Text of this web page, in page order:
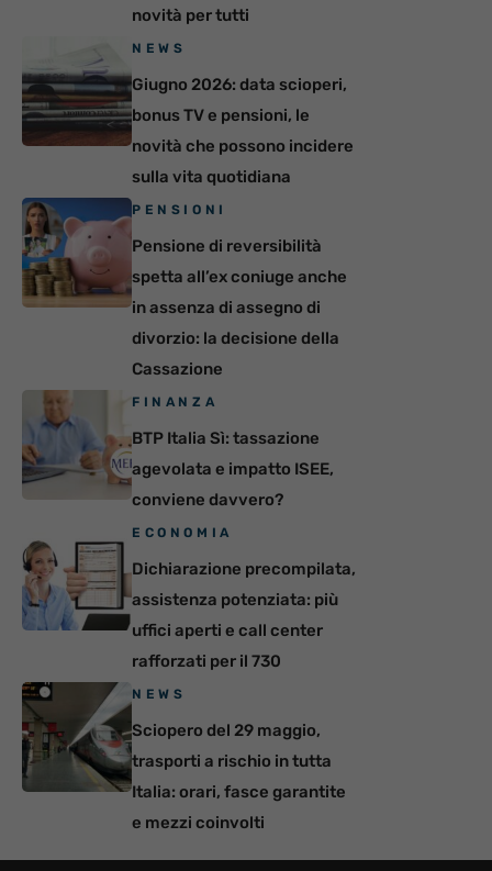
novità per tutti
NEWS
Giugno 2026: data scioperi,
bonus TV e pensioni, le
novità che possono incidere
sulla vita quotidiana
PENSIONI
Pensione di reversibilità
spetta all’ex coniuge anche
in assenza di assegno di
divorzio: la decisione della
Cassazione
FINANZA
BTP Italia Sì: tassazione
agevolata e impatto ISEE,
conviene davvero?
ECONOMIA
Dichiarazione precompilata,
assistenza potenziata: più
uffici aperti e call center
rafforzati per il 730
NEWS
Sciopero del 29 maggio,
trasporti a rischio in tutta
Italia: orari, fasce garantite
e mezzi coinvolti